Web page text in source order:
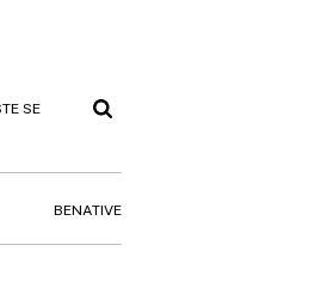
SE
BENATIVE